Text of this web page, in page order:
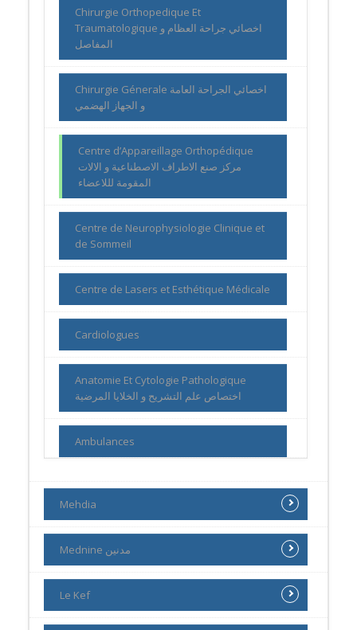
Chirurgie Orthopedique Et
Traumatologique اخصائي جراحة العظام و
المفاصل
Chirurgie Génerale اخصائي الجراحة العامة
و الجهاز الهضمي
Centre d’Appareillage Orthopédique
مركز صنع الاطراف الاصطناعية و الالات
المقومة لللاعضاء
Centre de Neurophysiologie Clinique et
de Sommeil
Centre de Lasers et Esthétique Médicale
Cardiologues
Anatomie Et Cytologie Pathologique
اختصاص علم التشريح و الخلايا المرضية
Ambulances
Mehdia
Mednine مدنين
Le Kef